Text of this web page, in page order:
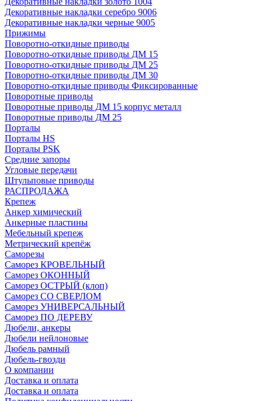
Декоративные накладки серебро 9006
Декоративные накладки черные 9005
Прижимы
Поворотно-откидные приводы
Поворотно-откидные приводы ДМ 15
Поворотно-откидные приводы ДМ 25
Поворотно-откидные приводы ДМ 30
Поворотно-откидные приводы Фиксированные
Поворотные приводы
Поворотные приводы ДМ 15 корпус металл
Поворотные приводы ДМ 25
Порталы
Порталы HS
Порталы PSK
Средние запоры
Угловые передачи
Штульповые приводы
РАСПРОДАЖА
Крепеж
Анкер химический
Анкерные пластины
Мебельный крепеж
Метрический крепёж
Саморезы
Саморез КРОВЕЛЬНЫЙ
Саморез ОКОННЫЙ
Саморез ОСТРЫЙ (клоп)
Саморез СО СВЕРЛОМ
Саморез УНИВЕРСАЛЬНЫЙ
Саморез ПО ДЕРЕВУ
Дюбели, анкеры
Дюбели нейлоновые
Дюбель рамный
Дюбель-гвозди
О компании
Доставка и оплата
Доставка и оплата